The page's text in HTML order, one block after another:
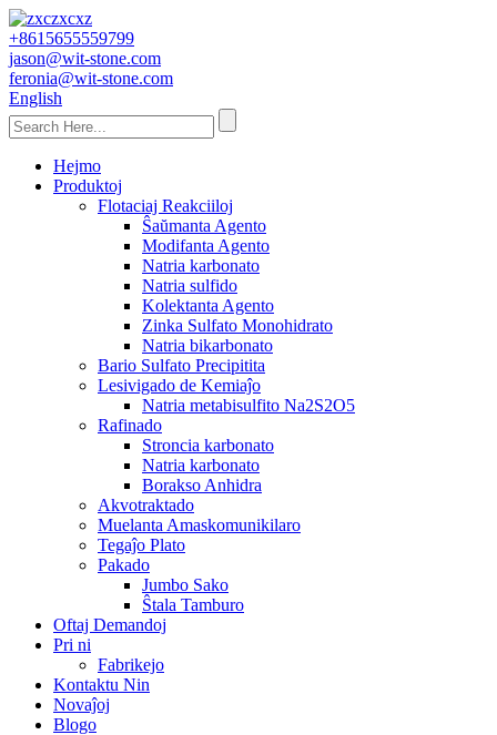
+8615655559799
jason@wit-stone.com
feronia@wit-stone.com
English
Hejmo
Produktoj
Flotaciaj Reakciiloj
Ŝaŭmanta Agento
Modifanta Agento
Natria karbonato
Natria sulfido
Kolektanta Agento
Zinka Sulfato Monohidrato
Natria bikarbonato
Bario Sulfato Precipitita
Lesivigado de Kemiaĵo
Natria metabisulfito Na2S2O5
Rafinado
Stroncia karbonato
Natria karbonato
Borakso Anhidra
Akvotraktado
Muelanta Amaskomunikilaro
Tegaĵo Plato
Pakado
Jumbo Sako
Ŝtala Tamburo
Oftaj Demandoj
Pri ni
Fabrikejo
Kontaktu Nin
Novaĵoj
Blogo